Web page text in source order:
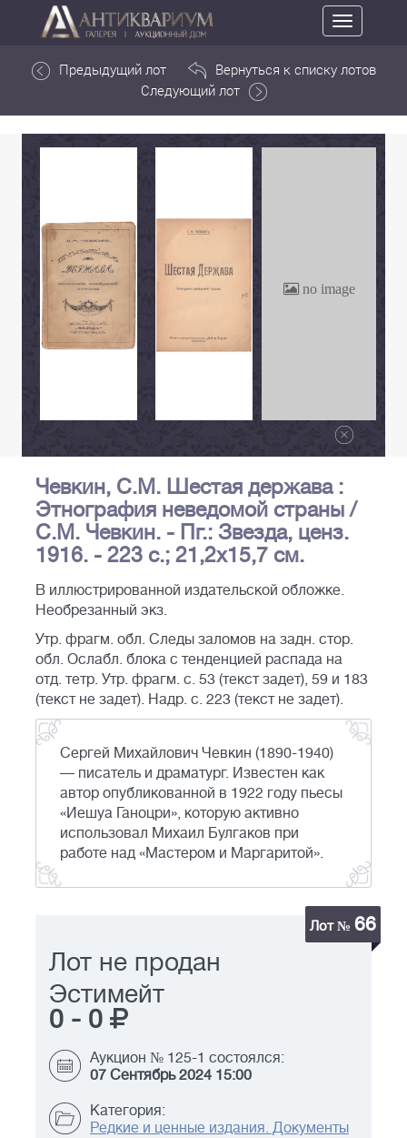
Toggle
navigation
Предыдущий лот
Вернуться к списку лотов
Следующий лот
Чевкин, С.М. Шестая держава :
Этнография неведомой страны /
С.М. Чевкин. - Пг.: Звезда, ценз.
1916. - 223 с.; 21,2х15,7 см.
В иллюстрированной издательской обложке.
Необрезанный экз.
Утр. фрагм. обл. Следы заломов на задн. стор.
обл. Ослабл. блока с тенденцией распада на
отд. тетр. Утр. фрагм. с. 53 (текст задет), 59 и 183
(текст не задет). Надр. с. 223 (текст не задет).
Сергей Михайлович Чевкин (1890-1940)
— писатель и драматург. Известен как
автор опубликованной в 1922 году пьесы
«Иешуа Ганоцри», которую активно
использовал Михаил Булгаков при
работе над «Мастером и Маргаритой».
Лот № 66
Лот не продан
Эстимейт
0 - 0
Аукцион № 125-1 состоялся:
07 Сентябрь 2024 15:00
Категория:
Редкие и ценные издания. Документы